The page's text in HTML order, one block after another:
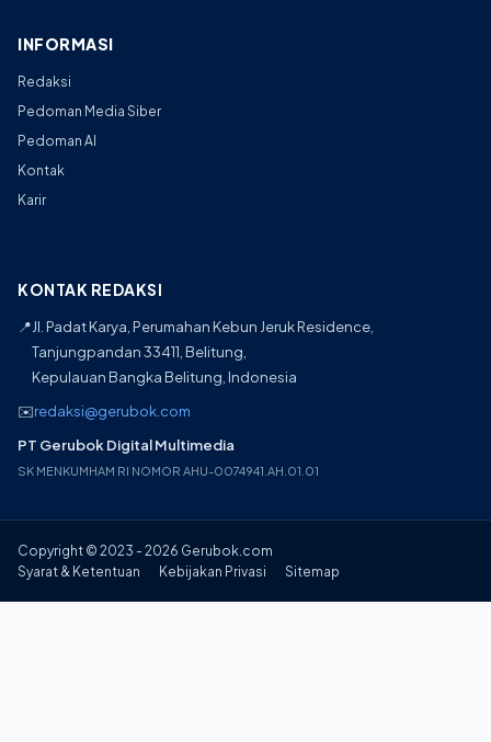
INFORMASI
Redaksi
Pedoman Media Siber
Pedoman AI
Kontak
Karir
KONTAK REDAKSI
📍Jl. Padat Karya, Perumahan Kebun Jeruk Residence,
Tanjungpandan 33411, Belitung,
Kepulauan Bangka Belitung, Indonesia
✉️redaksi@gerubok.com
PT Gerubok Digital Multimedia
SK MENKUMHAM RI NOMOR AHU-0074941.AH.01.01
Copyright © 2023 - 2026 Gerubok.com
Syarat & Ketentuan
Kebijakan Privasi Sitemap